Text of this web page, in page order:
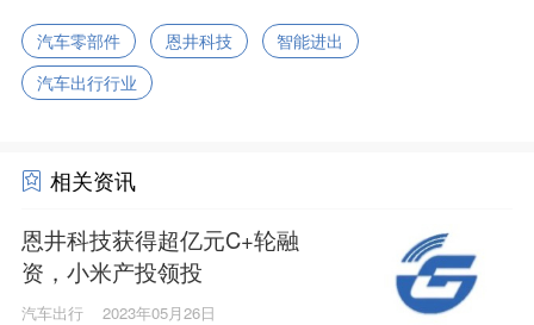
汽车零部件 恩井科技
智能进出
汽车出行行业
相关资讯
恩井科技获得超亿元C+轮融
资，小米产投领投
汽车出行 2023年05月26日